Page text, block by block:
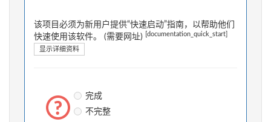
该项目必须为新用户提供“快速启动”指南，以帮助他们
快速使用该软件。 (需要网址)
[documentation_quick_start]
显示详细资料
完成
不完整